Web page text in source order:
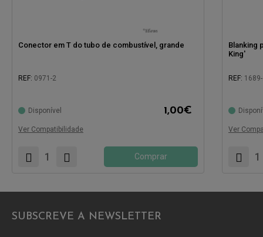
Conector em T do tubo de combustível, grande
REF: 0971-2
Disponível 1,00€
Ver Compatibilidade
Comprar
Blanking
King'
REF:
Ver
SUBSCREVE A NEWSLETTER